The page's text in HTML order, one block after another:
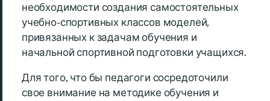
необходимости создания самостоятельных
учебно-спортивных классов моделей,
привязанных к задачам обучения и
начальной спортивной подготовки учащихся.
Для того, что бы педагоги сосредоточили
свое внимание на методике обучения и